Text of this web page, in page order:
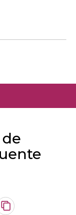
later.
Copiar